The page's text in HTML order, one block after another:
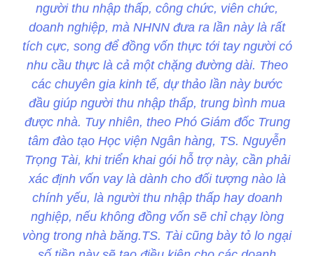
người thu nhập thấp, công chức, viên chức,
doanh nghiệp, mà NHNN đưa ra lần này là rất
tích cực, song để đồng vốn thực tới tay người có
nhu cầu thực là cả một chặng đường dài. Theo
các chuyên gia kinh tế, dự thảo lần này bước
đầu giúp người thu nhập thấp, trung bình mua
được nhà. Tuy nhiên, theo Phó Giám đốc Trung
tâm đào tạo Học viện Ngân hàng, TS. Nguyễn
Trọng Tài, khi triển khai gói hỗ trợ này, cần phải
xác định vốn vay là dành cho đối tượng nào là
chính yếu, là người thu nhập thấp hay doanh
nghiệp, nếu không đồng vốn sẽ chỉ chạy lòng
vòng trong nhà băng.TS. Tài cũng bày tỏ lo ngại